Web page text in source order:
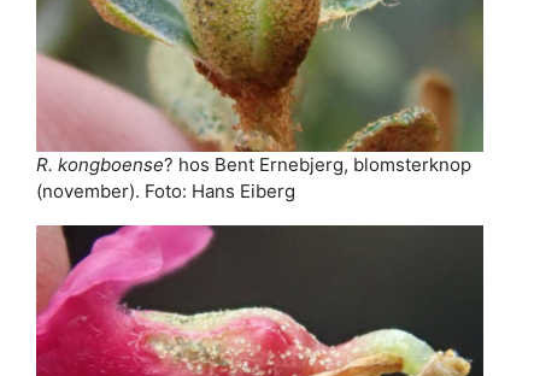
R. kongboense? hos Bent Ernebjerg, blomsterknop
(november). Foto: Hans Eiberg